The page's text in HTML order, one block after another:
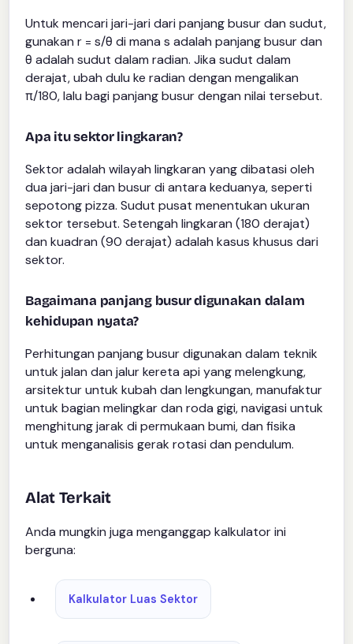
Untuk mencari jari-jari dari panjang busur dan sudut,
gunakan r = s/θ di mana s adalah panjang busur dan
θ adalah sudut dalam radian. Jika sudut dalam
derajat, ubah dulu ke radian dengan mengalikan
π/180, lalu bagi panjang busur dengan nilai tersebut.
Apa itu sektor lingkaran?
Sektor adalah wilayah lingkaran yang dibatasi oleh
dua jari-jari dan busur di antara keduanya, seperti
sepotong pizza. Sudut pusat menentukan ukuran
sektor tersebut. Setengah lingkaran (180 derajat)
dan kuadran (90 derajat) adalah kasus khusus dari
sektor.
Bagaimana panjang busur digunakan dalam
kehidupan nyata?
Perhitungan panjang busur digunakan dalam teknik
untuk jalan dan jalur kereta api yang melengkung,
arsitektur untuk kubah dan lengkungan, manufaktur
untuk bagian melingkar dan roda gigi, navigasi untuk
menghitung jarak di permukaan bumi, dan fisika
untuk menganalisis gerak rotasi dan pendulum.
Alat Terkait
Anda mungkin juga menganggap kalkulator ini
berguna:
Kalkulator Luas Sektor